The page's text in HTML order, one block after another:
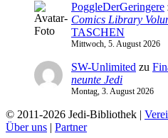
PoggleDerGeringere
Comics Library
TASCHEN
Mittwoch, 5. August 2026
SW-Unlimited zu
neunte Jedi
Montag, 3. August 2026
© 2011-2026 Jedi-Bibliothek |
Über uns | Partner